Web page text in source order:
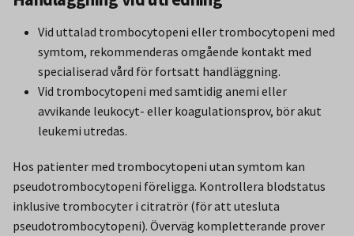
Vid uttalad trombocytopeni eller trombocytopeni med
symtom, rekommenderas omgående kontakt med
specialiserad vård för fortsatt handläggning.
Vid trombocytopeni med samtidig anemi eller
avvikande leukocyt- eller koagulationsprov, bör akut
leukemi utredas.
Hos patienter med trombocytopeni utan symtom kan
pseudotrombocytopeni föreligga. Kontrollera blodstatus
inklusive trombocyter i citratrör (för att utesluta
pseudotrombocytopeni). Överväg kompletterande prover